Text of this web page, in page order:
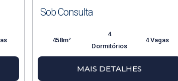
Sob Consulta
458m²
4
Dormitórios
4 Vagas
MAIS DETALHES